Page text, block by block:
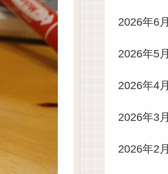
2026年6月
2026年5月
2026年4月
2026年3月
2026年2月